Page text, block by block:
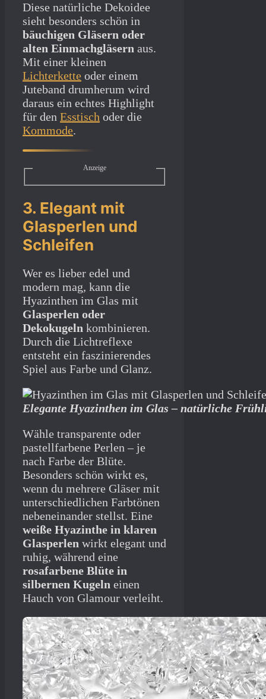
Diese natürliche Dekoidee
sieht besonders schön in
bäuchigen Gläsern oder
alten Einmachgläsern aus.
Mit einer kleinen
Lichterkette oder einem
Juteband drumherum wird
daraus ein echtes Highlight
für den Esstisch oder die
Kommode.
Anzeige
3. Elegant mit
Glasperlen und
Schleifen
Wer es lieber edel und
modern mag, kann die
Hyazinthen im Glas mit
Glasperlen oder
Dekokugeln kombinieren.
Durch die Lichtreflexe
entsteht ein faszinierendes
Spiel aus Farbe und Glanz.
Elegante Hyazinthen im Glas – natürliche
Wähle transparente oder
pastellfarbene Perlen – je
nach Farbe der Blüte.
Besonders schön wirkt es,
wenn du mehrere Gläser mit
unterschiedlichen Farbtönen
nebeneinander stellst. Eine
weiße Hyazinthe in klaren
Glasperlen wirkt elegant und
ruhig, während eine
rosafarbene Blüte in
silbernen Kugeln einen
Hauch von Glamour verleiht.